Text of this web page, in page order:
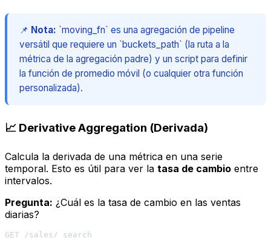
📌 Nota: `moving_fn` es una agregación de pipeline
versátil que requiere un `buckets_path` (la ruta a la
métrica de la agregación padre) y un script para definir
la función de promedio móvil (o cualquier otra función
personalizada).
📈 Derivative Aggregation (Derivada)
Calcula la derivada de una métrica en una serie
temporal. Esto es útil para ver la tasa de cambio entre
intervalos.
Pregunta: ¿Cuál es la tasa de cambio en las ventas
diarias?